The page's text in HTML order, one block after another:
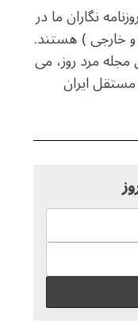
نگاران ما در
خارجی ) هستند.
مجله مرد روز، می
مستقل ایران